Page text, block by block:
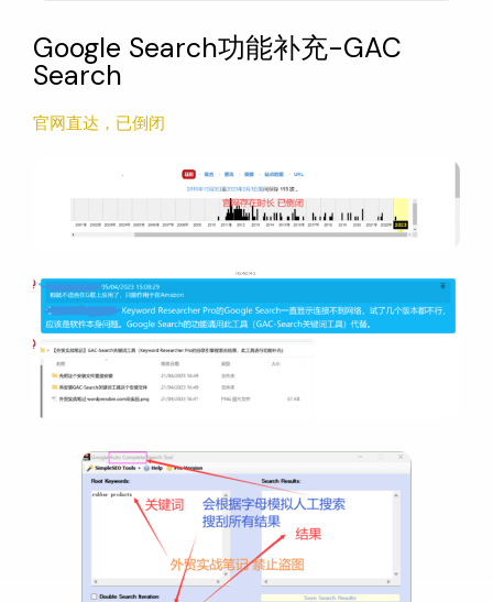
Google Search功能补充-GAC
Search
官网直达，已倒闭